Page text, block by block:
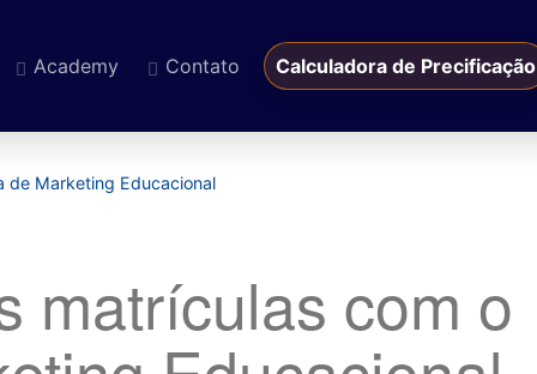
Academy Contato Calculadora de Precificação
de Marketing Educacional
matrículas com o